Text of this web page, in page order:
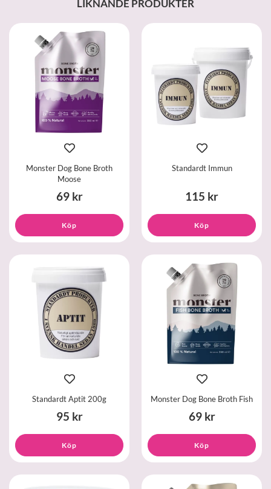
LIKNANDE PRODUKTER
Monster Dog Bone Broth
Moose
69 kr
Köp
Standardt Immun
115 kr
Köp
Standardt Aptit 200g
95 kr
Köp
Monster Dog Bone Broth Fish
69 kr
Köp